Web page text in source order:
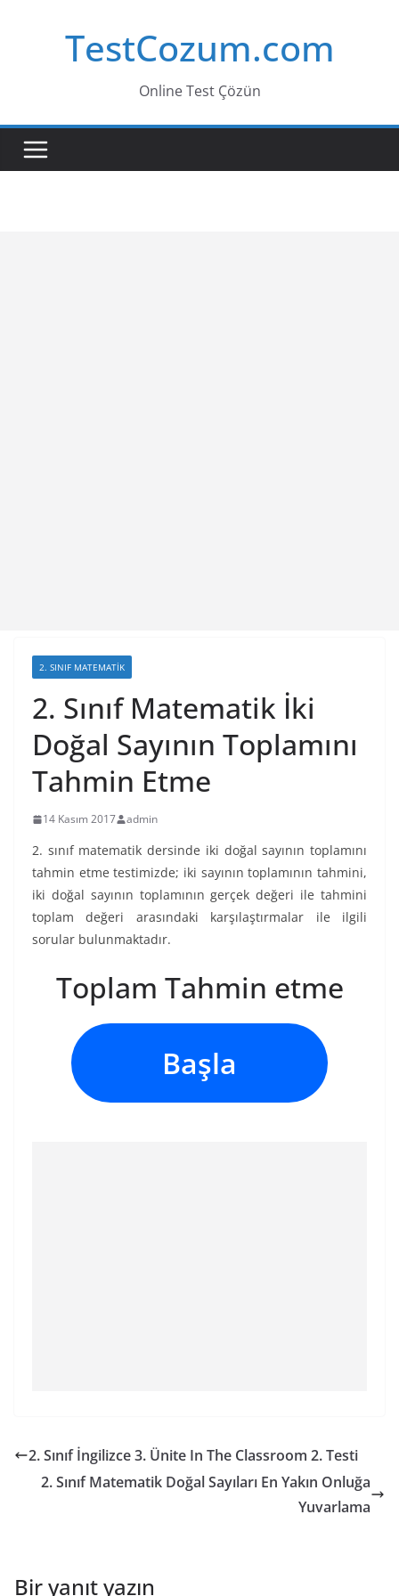
TestCozum.com
Online Test Çözün
2. SINIF MATEMATIK
2. Sınıf Matematik İki
Doğal Sayının Toplamını
Tahmin Etme
14 Kasım 2017 admin
2. sınıf matematik dersinde iki doğal sayının toplamını
tahmin etme testimizde; iki sayının toplamının tahmini,
iki doğal sayının toplamının gerçek değeri ile tahmini
toplam değeri arasındaki karşılaştırmalar ile ilgili
sorular bulunmaktadır.
Toplam Tahmin etme
Başla
2. Sınıf İngilizce 3. Ünite In The Classroom 2. Testi
2. Sınıf Matematik Doğal Sayıları En Yakın Onluğa
Yuvarlama
Bir yanıt yazın